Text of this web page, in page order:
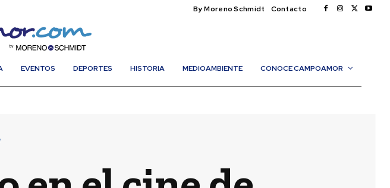
By Moreno Schmidt Contacto
EVENTOS DEPORTES HISTORIA MEDIOAMBIENTE CONOCE CAMPOAMOR